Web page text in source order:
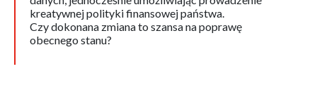
kreatywnej polityki finansowej państwa.
Czy dokonana zmiana to szansa na poprawę
obecnego stanu?